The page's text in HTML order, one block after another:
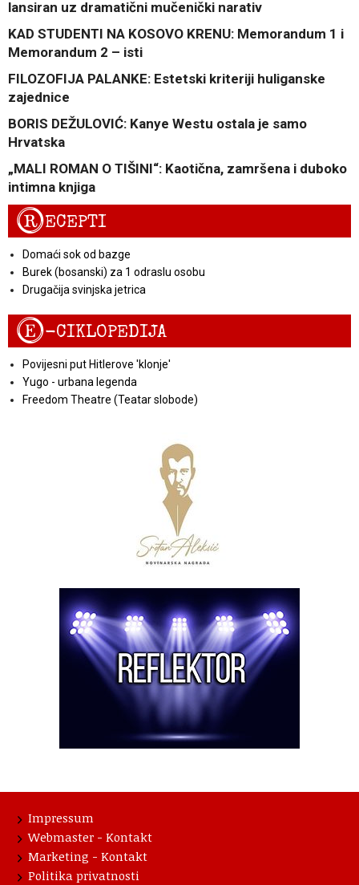
lansiran uz dramatični mučenički narativ
KAD STUDENTI NA KOSOVO KRENU: Memorandum 1 i
Memorandum 2 – isti
FILOZOFIJA PALANKE: Estetski kriteriji huliganske
zajednice
BORIS DEŽULOVIĆ: Kanye Westu ostala je samo
Hrvatska
„MALI ROMAN O TIŠINI“: Kaotična, zamršena i duboko
intimna knjiga
RECEPTI
Domaći sok od bazge
Burek (bosanski) za 1 odraslu osobu
Drugačija svinjska jetrica
E-CIKLOPEDIJA
Povijesni put Hitlerove 'klonje'
Yugo - urbana legenda
Freedom Theatre (Teatar slobode)
Impressum
Webmaster - Kontakt
Marketing - Kontakt
Politika privatnosti